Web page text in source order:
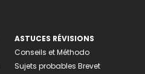
ASTUCES RÉVISIONS
Conseils et Méthodo
Sujets probables Brevet